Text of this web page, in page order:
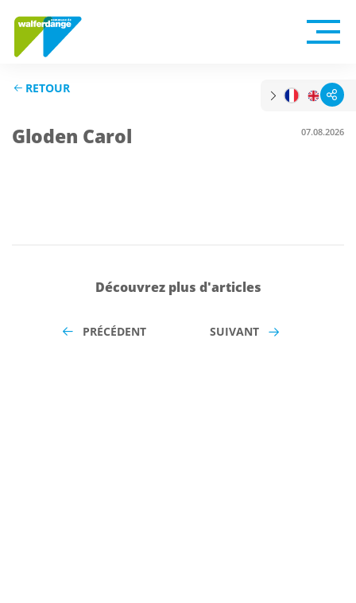
RETOUR
Gloden Carol 07.08.2026
Découvrez plus d'articles
PRÉCÉDENT SUIVANT